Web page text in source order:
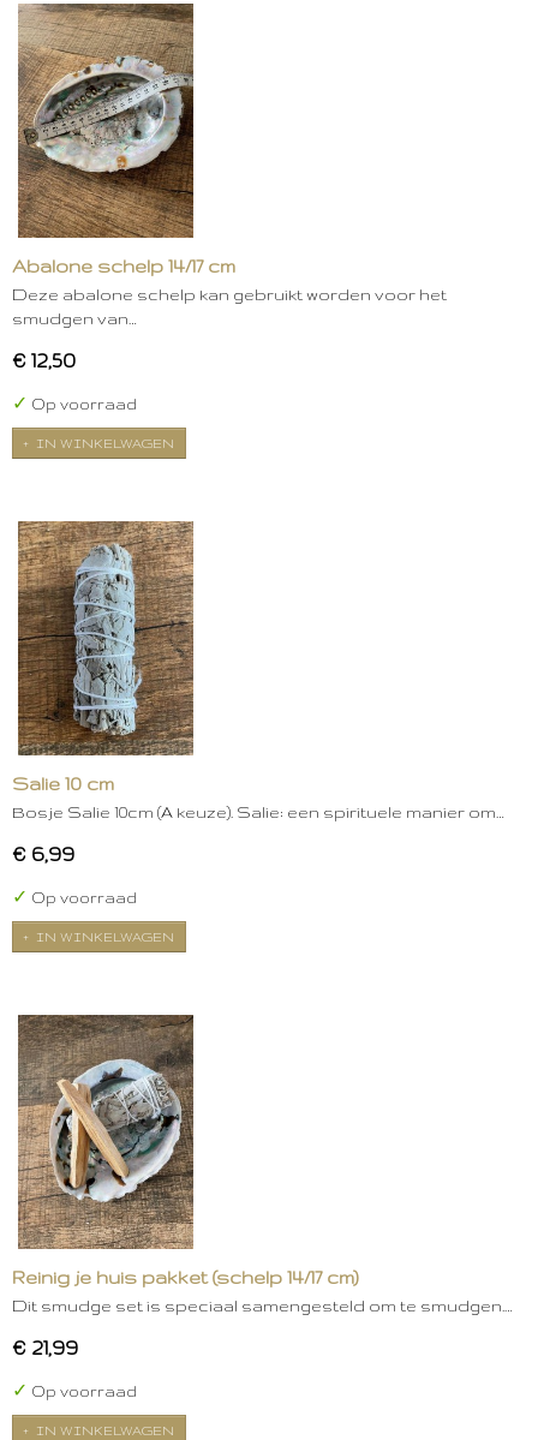
Abalone schelp 14/17 cm
Deze abalone schelp kan gebruikt worden voor het
smudgen van…
€ 12,50
✓ Op voorraad
IN WINKELWAGEN
Salie 10 cm
Bosje Salie 10cm (A keuze). Salie: een spirituele manier om…
€ 6,99
✓ Op voorraad
IN WINKELWAGEN
Reinig je huis pakket (schelp 14/17 cm)
Dit smudge set is speciaal samengesteld om te smudgen.…
€ 21,99
✓ Op voorraad
IN WINKELWAGEN